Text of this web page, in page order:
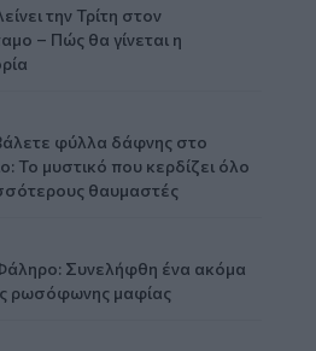
την Τρίτη στον
– Πώς θα γίνεται η
βάλετε φύλλα δάφνης στο
Το μυστικό που κερδίζει όλο
θαυμαστές
Συνελήφθη ένα ακόμα
ρωσόφωνης μαφίας